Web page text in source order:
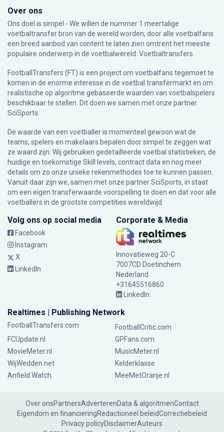
Over ons
Ons doel is simpel - We willen de nummer 1 meertalige
voetbaltransfer bron van de wereld worden, door alle voetbalfans
een breed aanbod van content te laten zien omtrent het meeste
populaire onderwerp in de voetbalwereld: Voetbaltransfers.
FootballTransfers (FT) is een project om voetbalfans tegemoet te
komen in de enorme interesse in de voetbal transfermarkt en om
realistische op algoritme gebaseerde waarden van voetbalspelers
beschikbaar te stellen. Dit doen we samen met onze partner
SciSports
De waarde van een voetballer is momenteel gewoon wat de
teams, spelers en makelaars bepalen door simpel te zeggen wat
ze waard zijn. Wij gebruiken gedetailleerde voetbal statistieken, de
huidige en toekomstige Skill levels, contract data en nog meer
details om zo onze unieke rekenmethodes toe te kunnen passen.
Vanuit daar zijn we, samen met onze partner SciSports, in staat
om een eigen transferwaarde voorspelling te doen en dat voor alle
voetballers in de grootste competities wereldwijd.
Volg ons op social media
Facebook
Instagram
X
LinkedIn
Corporate & Media
Innovatieweg 20-C
7007CD Doetinchem
Nederland
+31645516860
LinkedIn
Realtimes | Publishing Network
FootballTransfers.com
FootballCritic.com
FCUpdate.nl
GPFans.com
MovieMeter.nl
MusicMeter.nl
WijWedden.net
Kelderklasse
Anfield Watch
MeeMetOranje.nl
Over onsPartnersAdverterenData & algoritmenContact
Eigendom en financieringRedactioneel beleidCorrectiebeleid
Privacy policyDisclaimerAuteurs